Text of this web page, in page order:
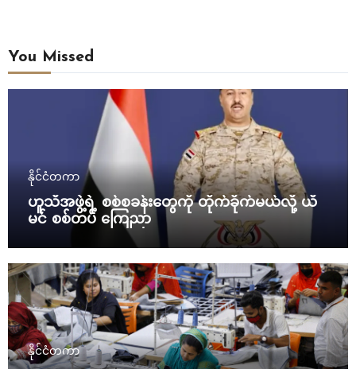
You Missed
နိုင်ငံတကာ
ဟူသီအဖွဲ့ရဲ့ စစ်စခန်းတွေကို တိုက်ခိုက်မယ်လို့ ယီ
မင် စစ်တပ် ကြေညာ
နိုင်ငံတကာ